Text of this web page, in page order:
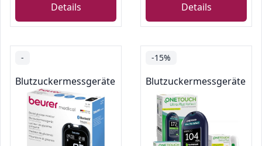
Details Details
-
Blutzuckermessgeräte
-15%
Blutzuckermessgeräte